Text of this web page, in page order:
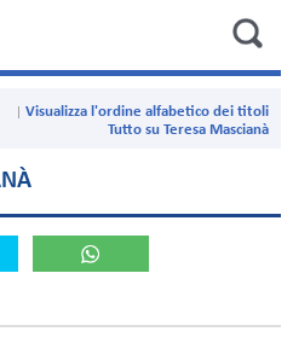
Visualizza l'ordine alfabetico dei titoli
Tutto su Teresa Mascianà